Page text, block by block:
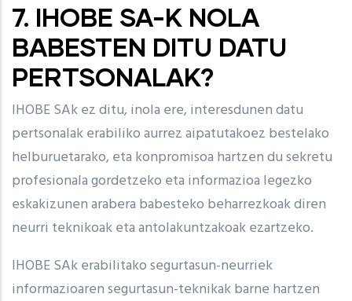
7. IHOBE SA-K NOLA
BABESTEN DITU DATU
PERTSONALAK?
IHOBE SAk ez ditu, inola ere, interesdunen datu
pertsonalak erabiliko aurrez aipatutakoez bestelako
helburuetarako, eta konpromisoa hartzen du sekretu
profesionala gordetzeko eta informazioa legezko
eskakizunen arabera babesteko beharrezkoak diren
neurri teknikoak eta antolakuntzakoak ezartzeko.
IHOBE SAk erabilitako segurtasun-neurriek
informazioaren segurtasun-teknikak barne hartzen